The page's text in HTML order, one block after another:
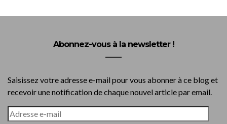
Abonnez-vous à la newsletter !
Saisissez votre adresse e-mail pour vous abonner à ce blog et
recevoir une notification de chaque nouvel article par email.
ADRESSE
E-